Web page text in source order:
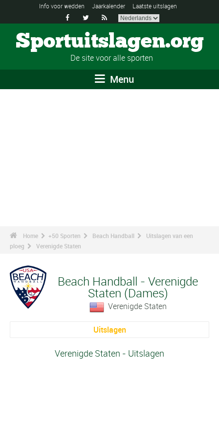
Info voor wedden Jaarkalender Laatste uitslagen
  
Sportuitslagen.org
De site voor alle sporten
Menu
Home +50 Sporten Beach Handball
Uitslagen van een
ploeg
Verenigde Staten
Beach Handball - Verenigde
Staten (Dames)
Verenigde Staten
Uitslagen
Verenigde Staten - Uitslagen